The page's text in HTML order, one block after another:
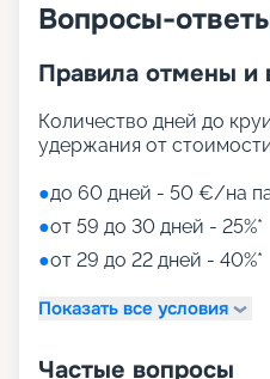
Вопросы-
Правила отмены и
Количество дней до
удержания от
●до 60 дней - 50 €/на
●от 59 до 30 дней - 25%*
●от 29 до 22 дней - 40%*
Показать все условия
Частые вопросы